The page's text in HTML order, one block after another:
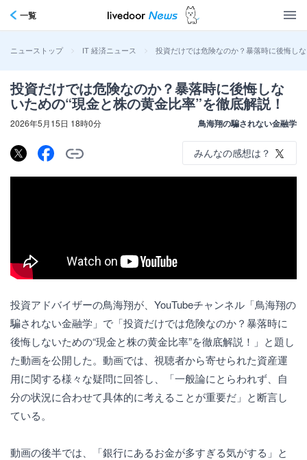
一覧
ニューストップ > IT 経済ニュース > 投資だけでは危険なのか？暴落時に後悔し
投資だけでは危険なのか？暴落時に後悔しな
いための“現金と株の黄金比率”を徹底解説！
2026年5月15日 18時0分 鳥海翔の騙されない金融学
みんなの感想は？
投資アドバイザーの鳥海翔が、YouTubeチャンネル「鳥海翔の
騙されない金融学」で「投資だけでは危険なのか？暴落時に
後悔しないための“現金と株の黄金比率”を徹底解説！」と題し
た動画を公開した。動画では、視聴者から寄せられた資産運
用に関する様々な疑問に回答し、「一般論にとらわれず、自
分の状況に合わせて具体的に考えることが重要だ」と断言し
ている。
動画の後半では、「銀行にあるお金が多すぎる気がする」と